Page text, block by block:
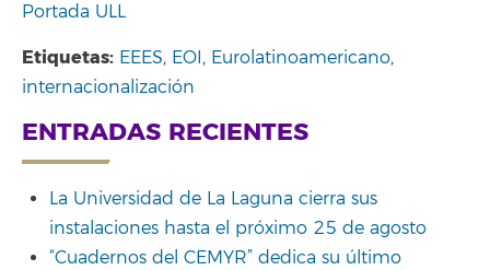
Portada ULL
Etiquetas: EEES, EOI, Eurolatinoamericano,
internacionalización
ENTRADAS RECIENTES
La Universidad de La Laguna cierra sus
instalaciones hasta el próximo 25 de agosto
“Cuadernos del CEMYR” dedica su último